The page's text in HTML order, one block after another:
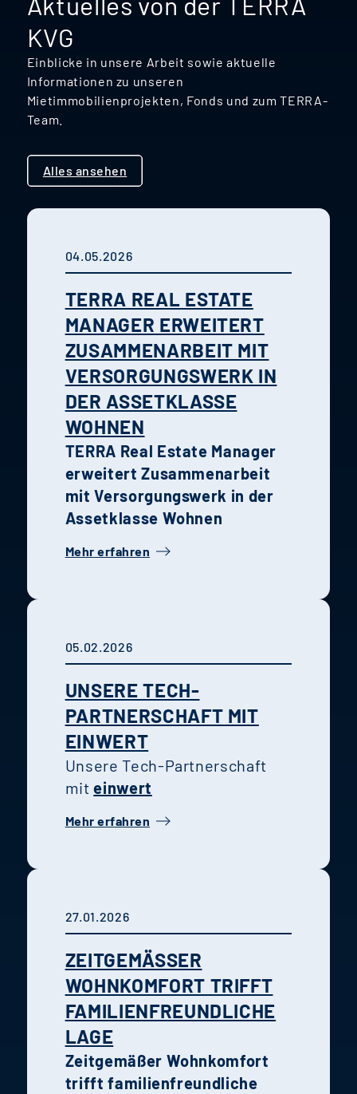
KVG
Einblicke in unsere Arbeit sowie aktuelle
Informationen zu unseren
Mietimmobilienprojekten, Fonds und zum TERRA-
Team.
Alles ansehen
04.05.2026
TERRA REAL ESTATE
MANAGER ERWEITERT
ZUSAMMENARBEIT MIT
VERSORGUNGSWERK IN
DER ASSETKLASSE
WOHNEN
TERRA Real Estate Manager
erweitert Zusammenarbeit
mit Versorgungswerk in der
Assetklasse Wohnen
Mehr erfahren
05.02.2026
UNSERE TECH-
PARTNERSCHAFT MIT
EINWERT
Unsere Tech-Partnerschaft
miteinwert
Mehr erfahren
27.01.2026
ZEITGEMÄSSER W
OHNKOMFORT TRIFFT F
AMILIENFREUNDLICHE L
AGE
Zeitgemäßer Wohnkomfort
trifft familienfreundliche